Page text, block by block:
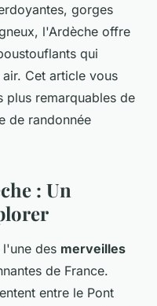
gorges
l'Ardèche offre
qui
Cet article vous
plus remarquables de
de randonnée
: Un
des merveilles
de France.
entre le Pont